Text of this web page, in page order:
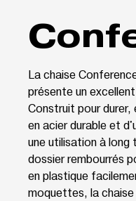
La chaise
présente un
Construit pour
en acier durable et
une utilisation à long
dossier rembourrés
en plastique
moquettes, la